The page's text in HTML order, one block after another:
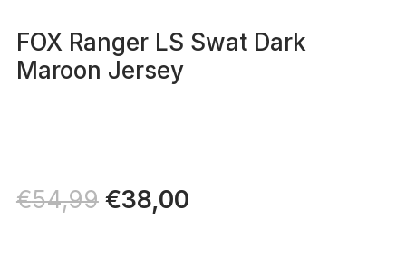
FOX Ranger LS Swat Dark
Maroon Jersey
€54,99 Il
prezzo
€38,00Il